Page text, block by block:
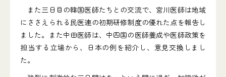
また三日目の韓国医師たちとの交流で、宮川医師は地域
にささえられる民医連の初期研修制度の優れた点を報告し
ました。また中田医師は、中四国の医師養成や医師政策を
担当する立場から、日本の例を紹介し、意見交換しまし
た。